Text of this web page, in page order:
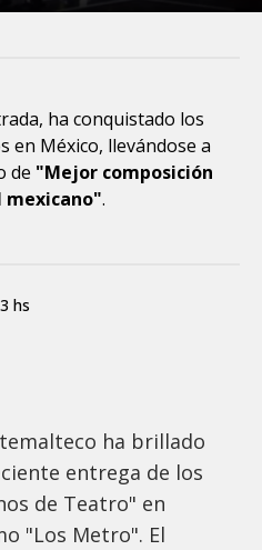
ha conquistado los
en México, llevándose a
de "Mejor composición
mexicano".
hs
ha brillado
entrega de los
de Teatro" en
"Los Metro". El